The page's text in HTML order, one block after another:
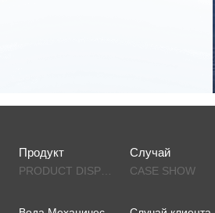
Продукт
PRODUCT DISPLAY
Случай
CASE SHOW